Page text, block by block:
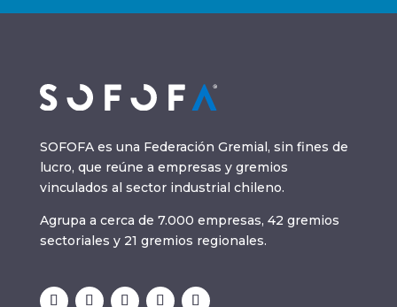
SOFOFA es una Federación Gremial, sin fines de
lucro, que reúne a empresas y gremios
vinculados al sector industrial chileno.
Agrupa a cerca de 7.000 empresas, 42 gremios
sectoriales y 21 gremios regionales.